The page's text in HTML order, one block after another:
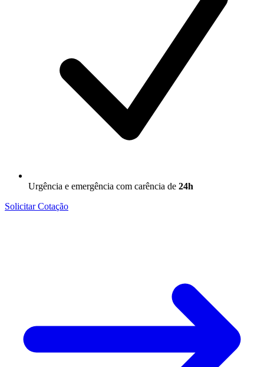
Urgência e emergência com carência de 24h
Solicitar Cotação